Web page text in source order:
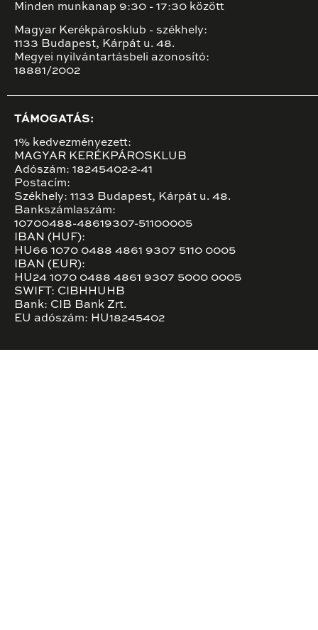
Minden munkanap 9:30 - 17:30 között
Magyar Kerékpárosklub - székhely:
1133 Budapest, Kárpát u. 48.
Megyei nyilvántartásbeli azonosító:
18881/2002
TÁMOGATÁS:
1% kedvezményezett:
MAGYAR KERÉKPÁROSKLUB
Adószám: 18245402-2-41
Postacím:
Székhely: 1133 Budapest, Kárpát u. 48.
Bankszámlaszám:
10700488-48619307-51100005
IBAN (HUF):
HU66 1070 0488 4861 9307 5110 0005
IBAN (EUR):
HU24 1070 0488 4861 9307 5000 0005
SWIFT: CIBHHUHB
Bank: CIB Bank Zrt.
EU adószám: HU18245402